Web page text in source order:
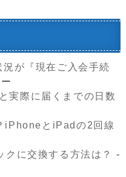
が『現在ご入会手続
実際に届くまでの日数
iPhoneとiPadの2回線
に交換する方法は？
-